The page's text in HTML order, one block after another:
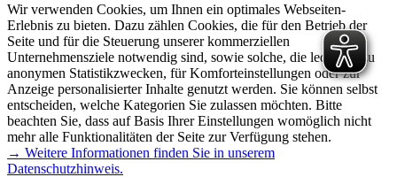
Wir verwenden Cookies, um Ihnen ein optimales Webseiten-
Erlebnis zu bieten. Dazu zählen Cookies, die für den Betrieb der
Seite und für die Steuerung unserer kommerziellen
Unternehmensziele notwendig sind, sowie solche, die lediglich zu
anonymen Statistikzwecken, für Komforteinstellungen oder zur
Anzeige personalisierter Inhalte genutzt werden. Sie können selbst
entscheiden, welche Kategorien Sie zulassen möchten. Bitte
beachten Sie, dass auf Basis Ihrer Einstellungen womöglich nicht
mehr alle Funktionalitäten der Seite zur Verfügung stehen.
→ Weitere Informationen finden Sie in unserem
Datenschutzhinweis.